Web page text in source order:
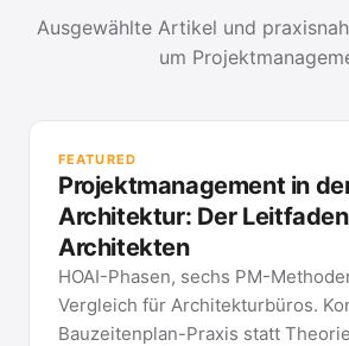
Ausgewählte Artikel und
um
FEATURED
Projektmanagement in
Architektur: Der
Architekten
HOAI-Phasen, sechs PM-
Vergleich für Architekturbüros.
Bauzeitenplan-Praxis statt